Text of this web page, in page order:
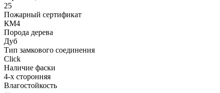
25
Пожарный сертификат
КМ4
Порода дерева
Дуб
Тип замкового соединения
Click
Наличие фаски
4-х сторонняя
Влагостойкость